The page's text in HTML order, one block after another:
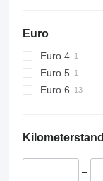
Euro
Euro 4
Euro 5
Euro 6
Kilometerstand
–